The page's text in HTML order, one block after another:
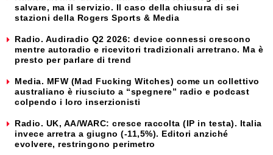
salvare, ma il servizio. Il caso della chiusura di sei
stazioni della Rogers Sports & Media
Radio. Audiradio Q2 2026: device connessi crescono
mentre autoradio e ricevitori tradizionali arretrano. Ma è
presto per parlare di trend
Media. MFW (Mad Fucking Witches) come un collettivo
australiano è riusciuto a “spegnere” radio e podcast
colpendo i loro inserzionisti
Radio. UK, AA/WARC: cresce raccolta (IP in testa). Italia
invece arretra a giugno (-11,5%). Editori anziché
evolvere, restringono perimetro